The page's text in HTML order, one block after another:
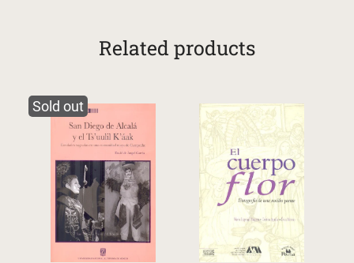
Related products
Sold out